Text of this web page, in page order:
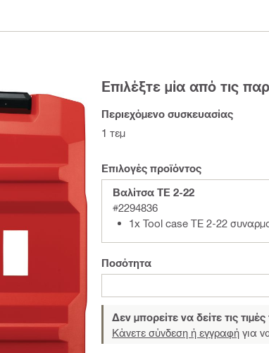
Επιλέξτε μία από τις
Περιεχόμενο συσκευασίας
1 τεμ
Επιλογές προϊόντος
Βαλίτσα TE 2-22
#2294836
1x Tool case TE 2-22
Ποσότητα
Δεν μπορείτε να δείτε τις
Κάνετε σύνδεση ή εγγραφή για